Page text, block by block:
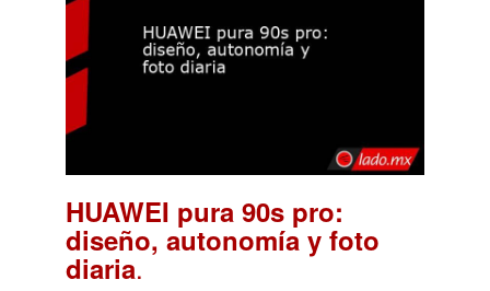
HUAWEI pura 90s pro:
diseño, autonomía y foto
diaria.